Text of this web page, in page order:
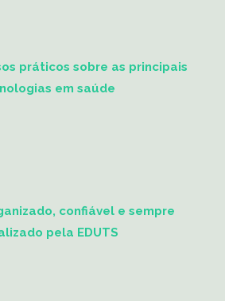
práticos sobre as principais
em saúde
confiável e sempre
pela EDUTS